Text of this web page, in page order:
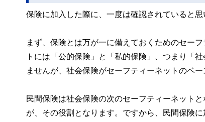
保険に加入した際に、一度は確認されていると
まず、保険とは万が一に備えておくためのセー
トには「公的保険」と「私的保険」、つまり「
ませんが、社会保険がセーフティーネットのベー
民間保険は社会保険の次のセーフティーネット
が、その役割となります。ですから、民間保険